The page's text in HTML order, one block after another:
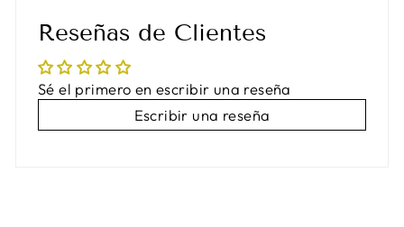
Reseñas de Clientes
Sé el primero en escribir una reseña
Escribir una reseña